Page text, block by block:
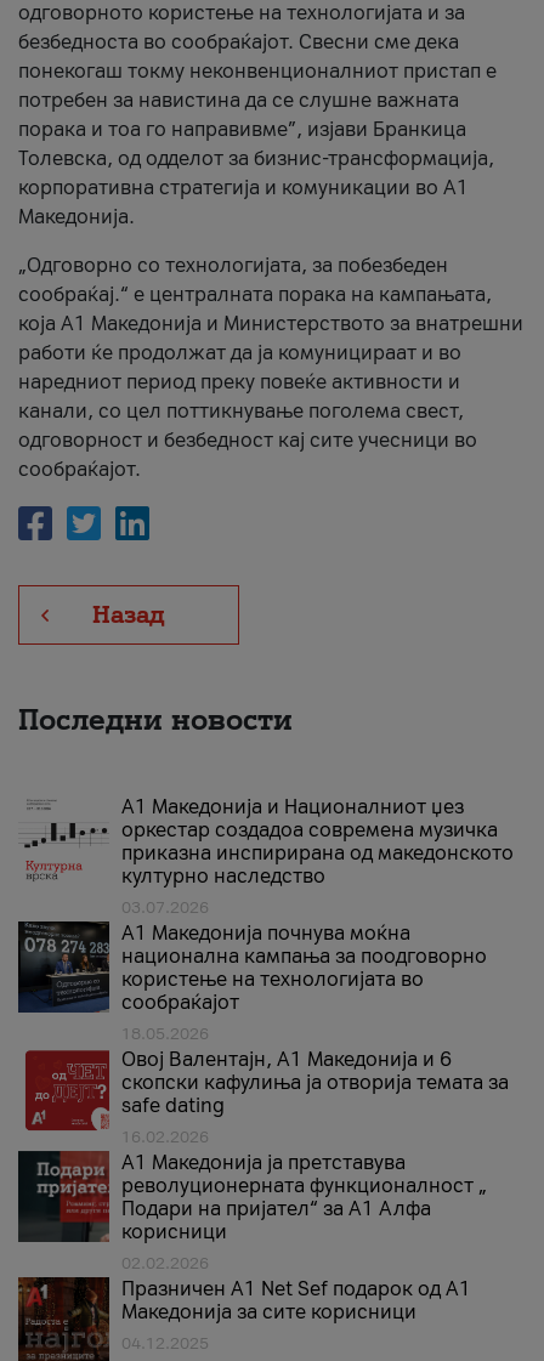
одговорното користење на технологијата и за
безбедноста во сообраќајот. Свесни сме дека
понекогаш токму неконвенционалниот пристап е
потребен за навистина да се слушне важната
порака и тоа го направивме”, изјави Бранкица
Толевска, од одделот за бизнис-трансформација,
корпоративна стратегија и комуникации во А1
Македонија.
„Одговорно со технологијата, за побезбеден
сообраќај.“ е централната порака на кампањата,
која A1 Македонија и Министерството за внатрешни
работи ќе продолжат да ја комуницираат и во
наредниот период преку повеќе активности и
канали, со цел поттикнување поголема свест,
одговорност и безбедност кај сите учесници во
сообраќајот.
Назад
Последни новости
А1 Македонија и Националниот џез
оркестар создадоа современа музичка
приказна инспирирана од македонското
културно наследство
03.07.2026
A1 Македонија почнува моќна
национална кампања за поодговорно
користење на технологијата во
сообраќајот
18.05.2026
Овој Валентајн, A1 Македонија и 6
скопски кафулиња ја отворија темата за
safe dating
16.02.2026
А1 Македонија ја претставува
револуционерната функционалност „
Подари на пријател“ за А1 Алфа
корисници
02.02.2026
Празничен A1 Net Sеf подарок од А1
Македонија за сите корисници
04.12.2025